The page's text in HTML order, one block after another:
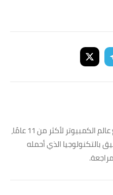
مدير المحتوى بموقع عالم الكمبيوتر لأكثر من 11 عامًا،
الذي أحمله